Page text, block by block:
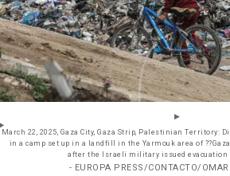
March 22, 2025, Gaza City, Gaza Strip, Palestinian Territory:
in a camp set up in a landfill in the Yarmouk area of ??Gaza
after the Israeli military issued evacuation
- EUROPA PRESS/CONTACTO/